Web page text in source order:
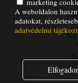
Ne
marketing
A weboldalon
adatokat,
adatvédelmi